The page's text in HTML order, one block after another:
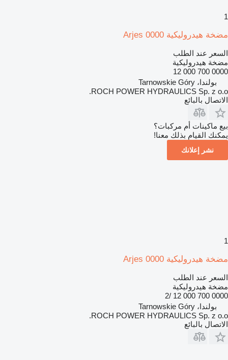
1
مضخة هيدروليكية Arjes 0000
السعر عند الطلب
مضخة هيدروليكية
0000 700 000 12
بولندا، Tarnowskie Góry
ROCH POWER HYDRAULICS Sp. z o.o.
الاتصال بالبائع
بيع ماكينات أم مركبات؟
يمكنك القيام بذلك معنا!
نشر إعلانك
1
مضخة هيدروليكية Arjes 0000
السعر عند الطلب
مضخة هيدروليكية
0000 700 000 12 /2
بولندا، Tarnowskie Góry
ROCH POWER HYDRAULICS Sp. z o.o.
الاتصال بالبائع